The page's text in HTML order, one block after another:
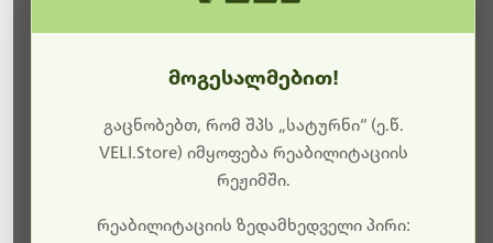
ბოდიშს გიხდით შეფერხებისთვის. ამჟამად
მიმდინარეობს საიტის განახლება და ტექნიკური
სამუშაოები.
მალე ისევ ხელმისაწვდომი იქნება. გმადლობთ
მოგესალმებით!
გაცნობებთ, რომ შპს „სატურნი“ (ე.წ.
VELI.Store) იმყოფება რეაბილიტაციის
რეჟიმში.
რეაბილიტაციის ზედამხედველი პირი: